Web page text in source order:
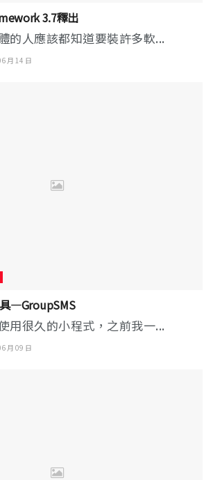
3.7釋出
的人應該都知道要裝許多軟...
月 14 日
—GroupSMS
用很久的小程式，之前我一...
月 09 日